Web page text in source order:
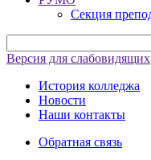
Секция
Версия для слабовидящих
История колледжа
Новости
Наши контакты
Обратная связь